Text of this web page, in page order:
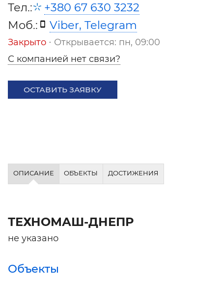
Тел.:
+380 67 630 3232
Моб.:
Viber, Telegram
Закрыто ⋅ Открывается: пн, 09:00
С компанией нет связи?
ОСТАВИТЬ ЗАЯВКУ
ОПИСАНИЕ ОБЪЕКТЫ ДОСТИЖЕНИЯ
ТЕХНОМАШ-ДНЕПР
не указано
Объекты